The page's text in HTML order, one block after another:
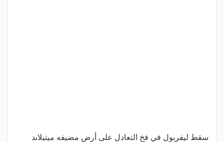
سقط ليفربول في فخ التعادل على أرض مضيفه ميتيلاند